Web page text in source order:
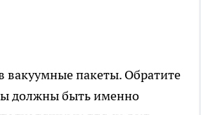
вакуумные пакеты. Обратите
должны быть именно